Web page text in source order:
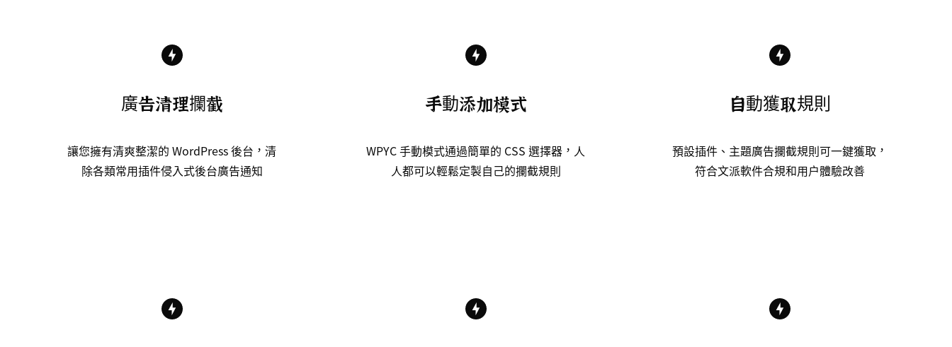
廣告清理攔截
讓您擁有清爽整潔的 WordPress 後台，清
除各類常用插件侵入式後台廣告通知
手動添加模式
WPYC 手動模式通過簡單的 CSS 選擇器，人
人都可以輕鬆定製自己的攔截規則
自動獲取規則
預設插件、主題廣告攔截規則可一鍵獲取，
符合文派軟件合規和用户體驗改善